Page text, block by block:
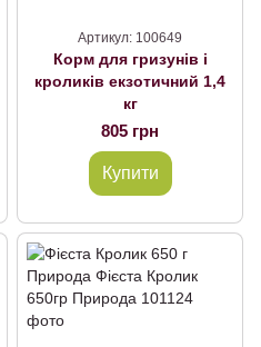
Артикул: 100649
Корм для гризунів і
кроликів екзотичний 1,4
кг
805 грн
Купити